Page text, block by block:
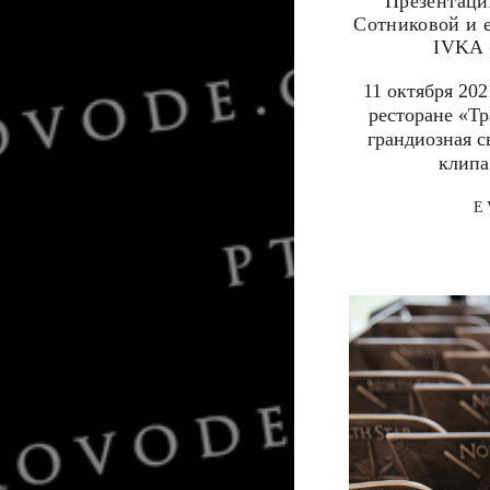
Сотниковой и
IVKA
11 октября
ресторане
грандиозная